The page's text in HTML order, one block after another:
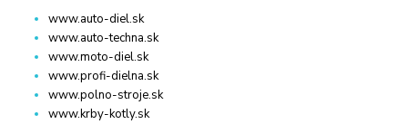
www.auto-diel.sk
www.auto-techna.sk
www.moto-diel.sk
www.profi-dielna.sk
www.polno-stroje.sk
www.krby-kotly.sk